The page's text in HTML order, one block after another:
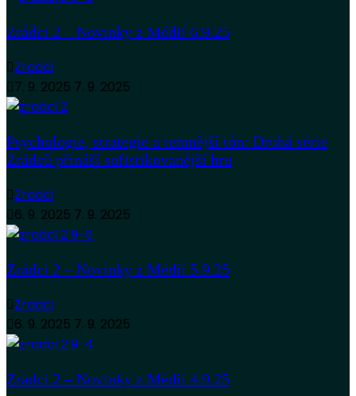
Zrádci 2 – Novinky z Médií 6.9.25
Zradci
7. 9. 2025 7. 9. 2025
Psychologie, strategie a temnější tón: Druhá série
Zrádců přináší sofistikovanější hru
Zradci
6. 9. 2025 7. 9. 2025
Zrádci 2 – Novinky z Médií 5.9.25
Zradci
6. 9. 2025 7. 9. 2025
Zrádci 2 – Novinky z Médií 4.9.25